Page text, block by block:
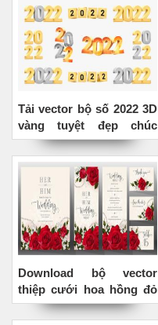
Tải vector bộ số 2022 3D
vàng tuyệt đẹp chúc
mừng năm mới
Download bộ vector
thiệp cưới hoa hồng đỏ
đẹp lung linh